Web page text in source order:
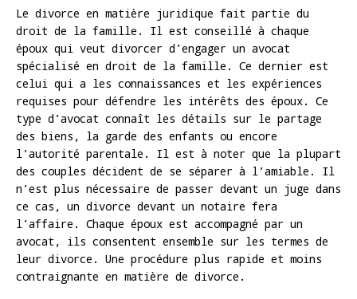
Le divorce en matière juridique fait partie du
droit de la famille. Il est conseillé à chaque
époux qui veut divorcer d’engager un avocat
spécialisé en droit de la famille. Ce dernier est
celui qui a les connaissances et les expériences
requises pour défendre les intérêts des époux. Ce
type d’avocat connaît les détails sur le partage
des biens, la garde des enfants ou encore
l’autorité parentale. Il est à noter que la plupart
des couples décident de se séparer à l’amiable. Il
n’est plus nécessaire de passer devant un juge dans
ce cas, un divorce devant un notaire fera
l’affaire. Chaque époux est accompagné par un
avocat, ils consentent ensemble sur les termes de
leur divorce. Une procédure plus rapide et moins
contraignante en matière de divorce.